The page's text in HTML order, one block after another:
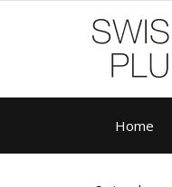
Home